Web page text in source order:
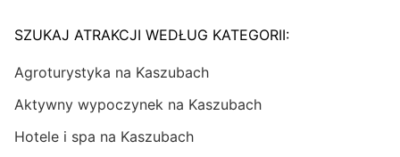
SZUKAJ ATRAKCJI WEDŁUG KATEGORII:
Agroturystyka na Kaszubach
Aktywny wypoczynek na Kaszubach
Hotele i spa na Kaszubach